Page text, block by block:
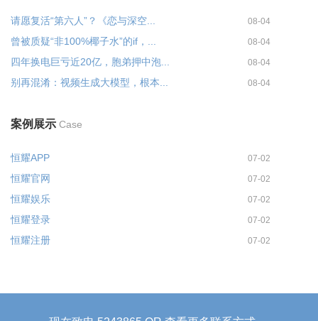
请愿复活“第六人”？《恋与深空... 08-04
曾被质疑“非100%椰子水”的if，... 08-04
四年换电巨亏近20亿，胞弟押中泡... 08-04
别再混淆：视频生成大模型，根本... 08-04
案例展示 Case
恒耀APP 07-02
恒耀官网 07-02
恒耀娱乐 07-02
恒耀登录 07-02
恒耀注册 07-02